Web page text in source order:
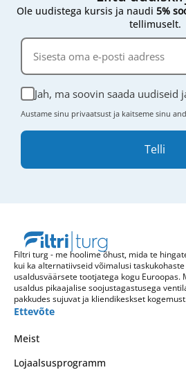
Ole uudistega kursis ja naudi 5%
tellimuselt.
Jah, ma soovin saada uudiseid
Austame sinu privaatsust ja kaitseme sinu
Telli
Filtri turg - me hoolime õhust, mida te
kui ka alternatiivseid võimalusi
usaldusväärsete tootjatega kogu Euroopas.
usaldus pikaajalise soojustagastusega
pakkudes sujuvat ja kliendikeskset
Ettevõte
Meist
Lojaalsusprogramm